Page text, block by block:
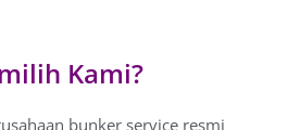
Kami?
bunker service resmi